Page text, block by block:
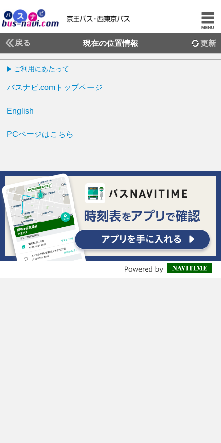
戻る 現在の位置情報 更新
ご利用にあたって
バスナビ.comトップページ
English
PCページはこちら